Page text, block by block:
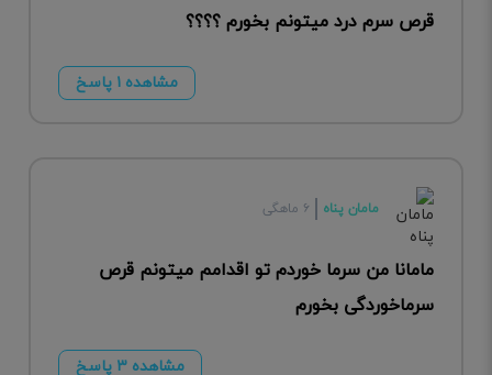
قرص سرم درد میتونم بخورم ؟؟؟؟
مشاهده ۱ پاسخ
مامان پناه ۶ ماهگی
مامانا من سرما خوردم تو اقدامم میتونم قرص
سرماخوردگی بخورم
مشاهده ۳ پاسخ